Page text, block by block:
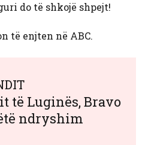
do të shkojë shpejt!
të enjten në ABC.
të Luginës, Bravo
ndryshim